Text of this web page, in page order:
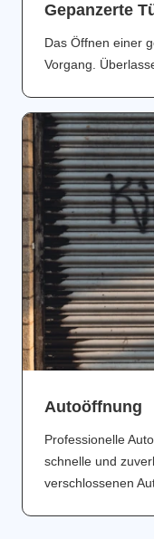
Gepanzerte
Das Öffnen einer
Vorgang.
Аutoöffnung
Professionelle
schnelle und
verschlossenen